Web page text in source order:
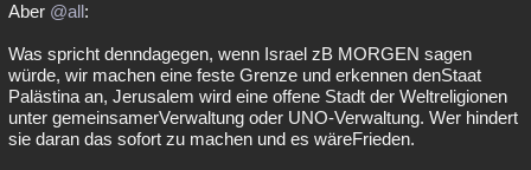
Aber @all:
Was spricht denndagegen, wenn Israel zB MORGEN sagen
würde, wir machen eine feste Grenze und erkennen denStaat
Palästina an, Jerusalem wird eine offene Stadt der Weltreligionen
unter gemeinsamerVerwaltung oder UNO-Verwaltung. Wer hindert
sie daran das sofort zu machen und es wäreFrieden.